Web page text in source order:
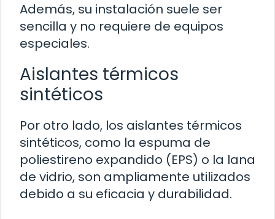
Además, su instalación suele ser
sencilla y no requiere de equipos
especiales.
Aislantes térmicos
sintéticos
Por otro lado, los aislantes térmicos
sintéticos, como la espuma de
poliestireno expandido (EPS) o la lana
de vidrio, son ampliamente utilizados
debido a su eficacia y durabilidad.